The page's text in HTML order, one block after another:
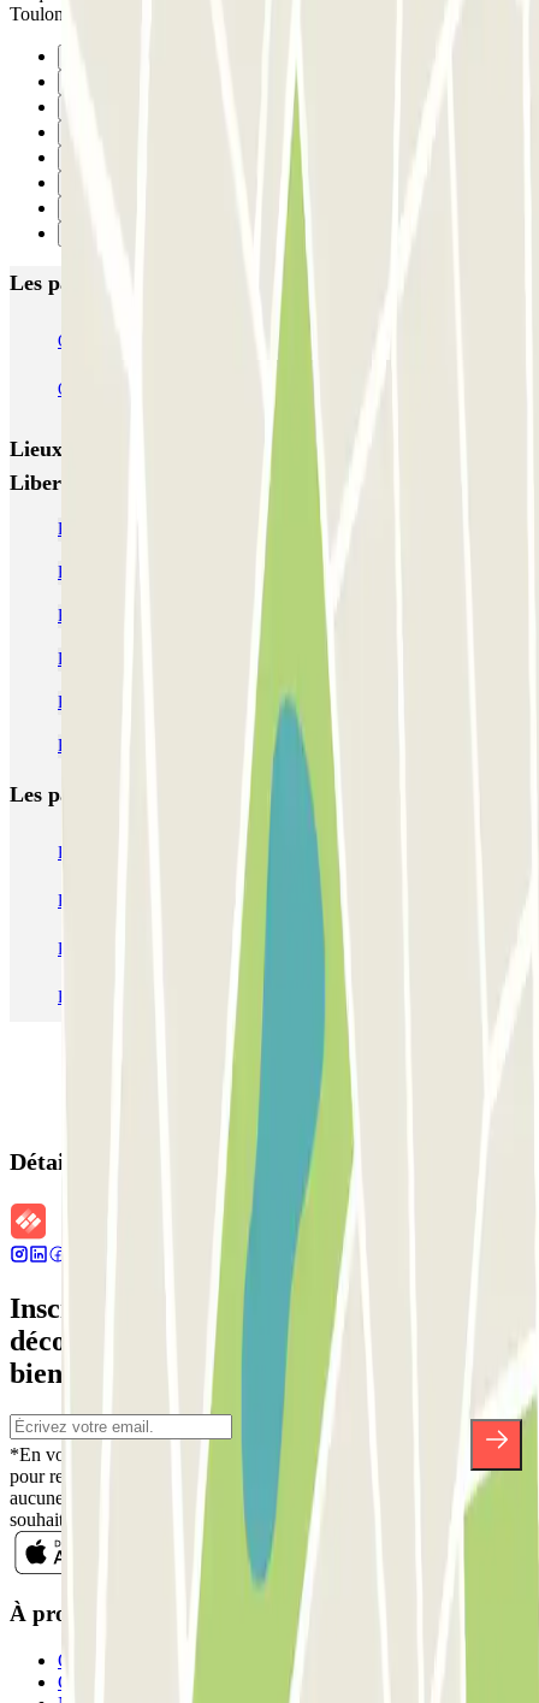
Toulon
Les parkings les mieux notés à Toulon
Q-Park - Mayol Centre Q-Park - Lafayette
Q-Park Zénith Préfecture
Lieux et événements intéressants à proximité Q-Park -
Liberté
Parking Liberte Toulon
Parking Lafayette Toulon pas cher | Parclick
Parking Gare de Toulon pas cher (courte & longue durée)
Parking Zénith Toulon pas cher | Parclick
Parking Facultés Toulon pas cher
Parking Mayol
Les parkings les plus réservés
Parking Paris Parking Gare de Lyon Parking Gare Montparnasse
Parking Charles de Gaulle - Roissy Aeroport
Parking Aéroport Roland Garros La Réunion P4 Longue Durée
Parking Aéroport Barcelone Parking Aéroport Beauvais
Détails de la réservation
Inscrivez-vous à notre newsletter et
découvrez des réductions, des concours et
bien d'autres surprises.
*En vous inscrivant, vous acceptez notre politique de confidentialité
pour recevoir des communications commerciales de Parclick. Sans
aucune obligation, vous pouvez vous désinscrire quand vous le
souhaitez dans la même newsletter.
À propos de Parclick
Qui sommes-nous ?
Comment ça marche?